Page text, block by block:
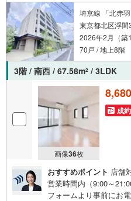
埼京線 「北赤
東京都北区浮間
2026年2月（築
70戸 / 地上8階
3階 / 南西 / 67.58m2 / 3LDK
画像36枚
成
おすすめポイント 店舗
営業時間内（9:00～
フォームより事前にお